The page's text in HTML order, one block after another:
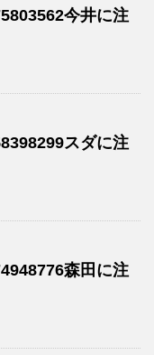
今井に注
スダに注
森田に注